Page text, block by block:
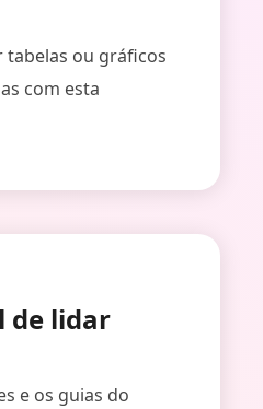
tabelas ou gráficos
com esta
de lidar
e os guias do